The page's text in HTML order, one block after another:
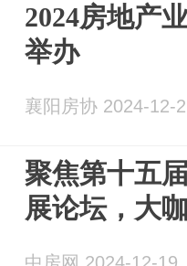
2024房地产
举办
襄阳房协 2024-12-
聚焦第十五
展论坛，大
中房网 2024-12-19